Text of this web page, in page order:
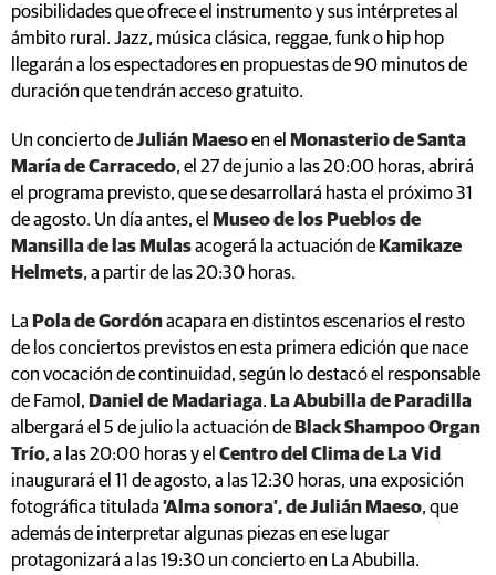
posibilidades que ofrece el instrumento y sus intérpretes al
ámbito rural. Jazz, música clásica, reggae, funk o hip hop
llegarán a los espectadores en propuestas de 90 minutos de
duración que tendrán acceso gratuito.
Un concierto deJulián Maesoen el Monasterio de Santa
María de Carracedo, el 27 de junio a las 20:00 horas, abrirá
el programa previsto, que se desarrollará hasta el próximo 31
de agosto. Un día antes, el Museo de los Pueblos de
Mansilla de las Mulasacogerá la actuación de Kamikaze
Helmets, a partir de las 20:30 horas.
La Pola de Gordónacapara en distintos escenarios el resto
de los conciertos previstos en esta primera edición que nace
con vocación de continuidad, según lo destacó el responsable
de Famol, Daniel de Madariaga. La Abubilla de Paradilla
albergará el 5 de julio la actuación de Black Shampoo Organ
Trío, a las 20:00 horas y el Centro del Clima de La Vid
inaugurará el 11 de agosto, a las 12:30 horas, una exposición
fotográfica titulada ‘Alma sonora’, de Julián Maeso, que
además de interpretar algunas piezas en ese lugar
protagonizará a las 19:30 un concierto en La Abubilla.